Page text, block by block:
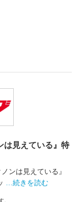
は見えている』特
ンは見えている』
…続きを読む
。